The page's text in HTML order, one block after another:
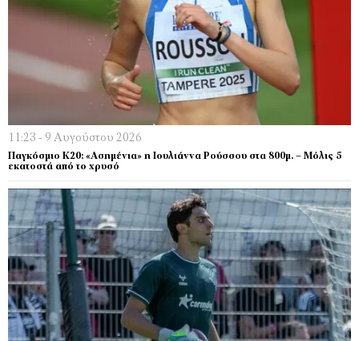
11:23 - 9 Αυγούστου 2026
Παγκόσμιο Κ20: «Ασημένια» η Ιουλιάννα Ρούσσου στα 800μ. – Μόλις 5
εκατοστά από το χρυσό